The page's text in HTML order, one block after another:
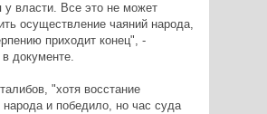
у власти. Все это не может
осуществление чаяний народа,
приходит конец", -
документе.
"хотя восстание
народа и победило, но час суда